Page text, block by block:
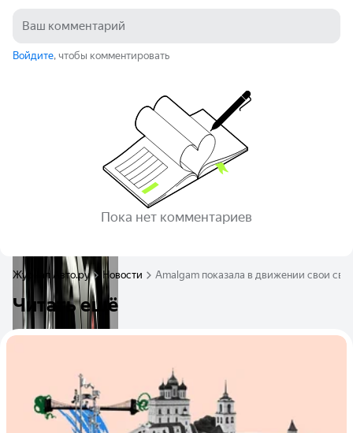
Войдите, чтобы комментировать
Пока нет комментариев
Журнал Авто.ру Новости Amalgam показала в движении свои
Читать ещё